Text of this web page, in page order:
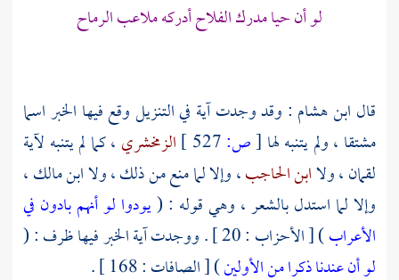
لو أن حيا مدرك الفلاح أدركه ملاعب الرماح
قال ابن هشام : وقد وجدت آية في التنزيل وقع فيها الخبر اسما
مشتقا ، ولم يتنبه لها [ص: الزمخشري ، كما لم يتنبه لآية
لقمان ، ولاابن الحاجب، وإلا لما منع من ذلك ، ولاابن مالك،
وإلا لما استدل بالشعر ، وهي قوله : (يودوا لو أنهم بادون في
الأعراب) [ الأحزاب : 20 ] . ووجدت آية الخبر فيها ظرف : (
لو أن عندنا ذكرا من الأولين) [ الصافات : 168 ] .